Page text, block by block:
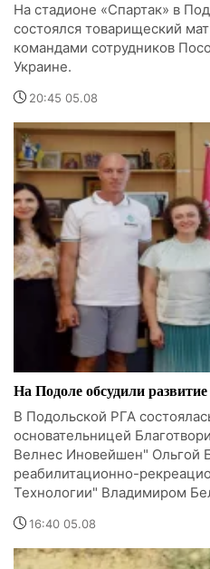
На стадионе «Спартак» в
состоялся товарищеский
командами сотрудников
Украине.
20:45 05.08
На Подоле обсудили
В Подольской РГА
основательницей
Велнес Иновейшен" Ольгой
реабилитационно-
Технологии" Владимиром
16:40 05.08